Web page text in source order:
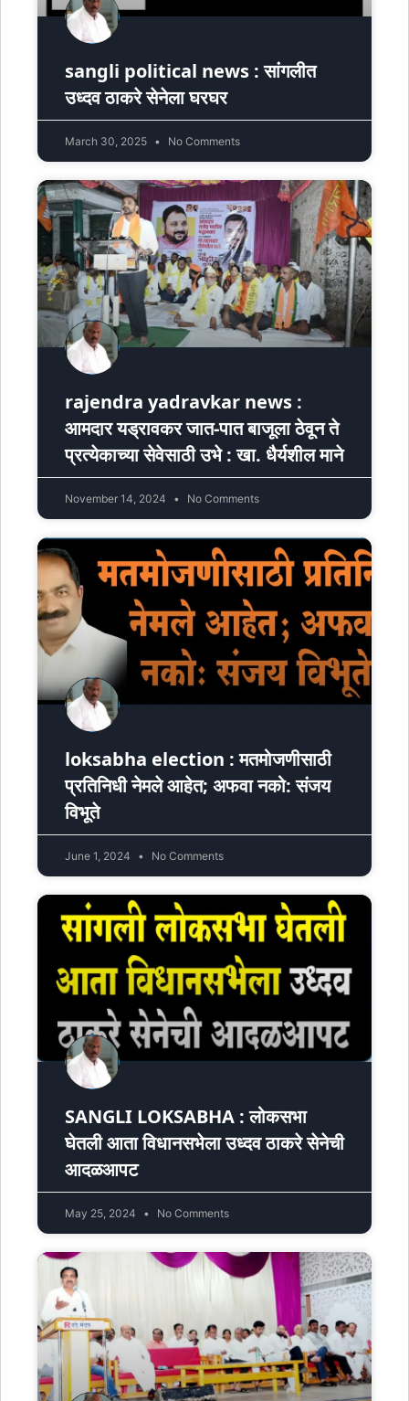
sangli political news : सांगलीत
उध्दव ठाकरे सेनेला घरघर
March 30, 2025 No Comments
rajendra yadravkar news :
आमदार यड्रावकर जात-पात बाजूला ठेवून ते
प्रत्येकाच्या सेवेसाठी उभे : खा. धैर्यशील माने
November 14, 2024 No Comments
loksabha election : मतमोजणीसाठी
प्रतिनिधी नेमले आहेत; अफवा नको: संजय
विभूते
June 1, 2024 No Comments
SANGLI LOKSABHA : लोकसभा
घेतली आता विधानसभेला उध्दव ठाकरे सेनेची
आदळआपट
May 25, 2024 No Comments